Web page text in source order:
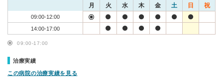
月 火 水 木 金 土 日 祝
09:00-12:00
14:00-17:00
09:00-17:00
治療実績
この病院の治療実績を見る